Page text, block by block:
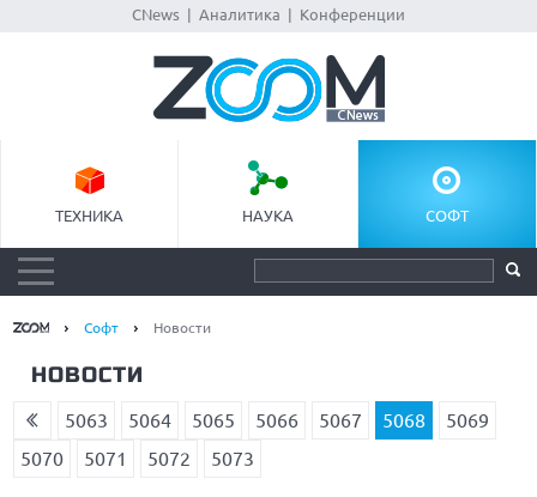
CNews Аналитика Конференции
ТЕХНИКА НАУКА СОФТ
Софт Новости
НОВОСТИ
5063 5064 5065 5066 5067 5068
5069
5070
5071 5072 5073